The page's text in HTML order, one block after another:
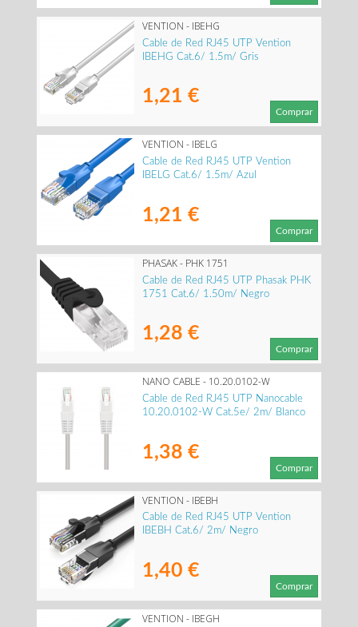
VENTION - IBEHG
Cable de Red RJ45 UTP Vention
IBEHG Cat.6/ 1.5m/ Gris
1,21 €
Comprar
VENTION - IBELG
Cable de Red RJ45 UTP Vention
IBELG Cat.6/ 1.5m/ Azul
1,21 €
Comprar
PHASAK - PHK 1751
Cable de Red RJ45 UTP Phasak PHK
1751 Cat.6/ 1.50m/ Negro
1,28 €
Comprar
NANO CABLE - 10.20.0102-W
Cable de Red RJ45 UTP Nanocable
10.20.0102-W Cat.5e/ 2m/ Blanco
1,38 €
Comprar
VENTION - IBEBH
Cable de Red RJ45 UTP Vention
IBEBH Cat.6/ 2m/ Negro
1,40 €
Comprar
VENTION - IBEGH